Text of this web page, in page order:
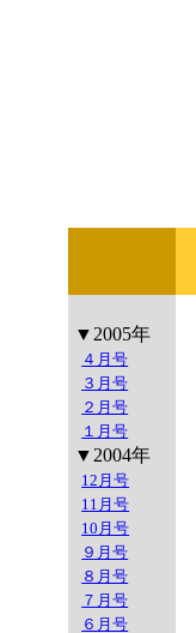
▼2005年
４月号
３月号
２月号
１月号
▼2004年
12月号
11月号
10月号
９月号
８月号
７月号
６月号